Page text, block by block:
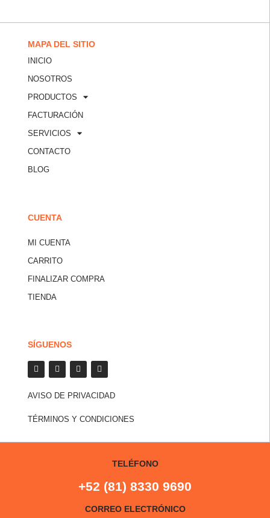
MAPA DEL SITIO
INICIO
NOSOTROS
PRODUCTOS
FACTURACIÓN
SERVICIOS
CONTACTO
BLOG
CUENTA
MI CUENTA
CARRITO
FINALIZAR COMPRA
TIENDA
SÍGUENOS
AVISO DE PRIVACIDAD
TÉRMINOS Y CONDICIONES
TELÉFONO
+52 (81) 8330 9690
CORREO ELECTRÓNICO